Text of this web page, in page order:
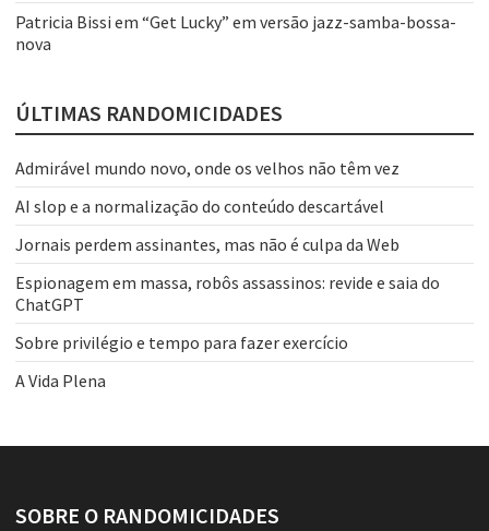
Patricia Bissi em “Get Lucky” em versão jazz-samba-bossa-
nova
ÚLTIMAS RANDOMICIDADES
Admirável mundo novo, onde os velhos não têm vez
AI slop e a normalização do conteúdo descartável
Jornais perdem assinantes, mas não é culpa da Web
Espionagem em massa, robôs assassinos: revide e saia do
ChatGPT
Sobre privilégio e tempo para fazer exercício
A Vida Plena
SOBRE O RANDOMICIDADES